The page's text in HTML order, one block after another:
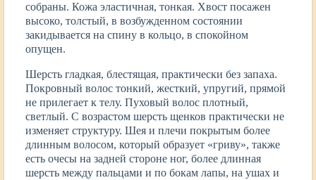
собраны. Кожа эластичная, тонкая. Хвост посажен
высоко, толстый, в возбужденном состоянии
закидывается на спину в кольцо, в спокойном
опущен.
Шерсть гладкая, блестящая, практически без запаха.
Покровный волос тонкий, жесткий, упругий, прямой
не прилегает к телу. Пуховый волос плотный,
светлый. С возрастом шерсть щенков практически не
изменяет структуру. Шея и плечи покрытым более
длинным волосом, который образует «гриву», также
есть очесы на задней стороне ног, более длинная
шерсть между пальцами и по бокам лапы, на ушах и